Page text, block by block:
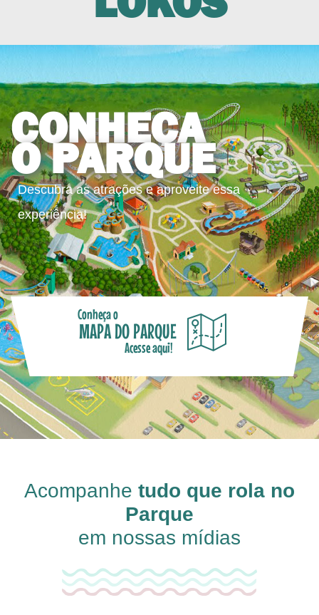
CONHEÇA
O PARQUE
Descubra as atrações e aproveite essa
experiência!
Conheça o
MAPA DO PARQUE
Acesse aqui!
Acompanhe tudo que rola no
Parque
em nossas mídias